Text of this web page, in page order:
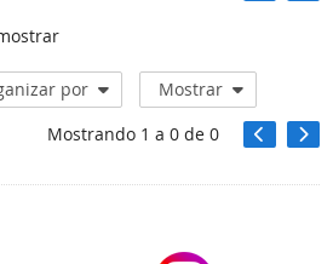
por
Mostrar
Mostrando 1 a 0de 0